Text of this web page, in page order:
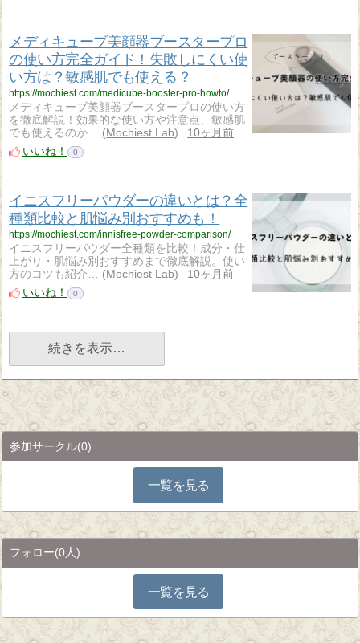
メディキューブ美顔器ブースタープロ
の使い方完全ガイド！失敗しにくい使
い方は？敏感肌でも使える？
https://mochiest.com/medicube-booster-pro-howto/
メディキューブ美顔器ブースタープロの使い方
を徹底解説！効果的な使い方や注意点、敏感肌
でも使えるのか…
Mochiest Lab
10ヶ月前
いいね！
0
イニスフリーパウダーの違いとは？全
種類比較と肌悩み別おすすめも！
https://mochiest.com/innisfree-powder-comparison/
イニスフリーパウダー全種類を比較！成分・仕
上がり・肌悩み別おすすめまで徹底解説。使い
方のコツも紹介…
Mochiest Lab
10ヶ月前
いいね！
0
続きを表示…
参加サークル(0)
一覧を見る
フォロー(0人)
一覧を見る